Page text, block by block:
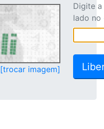
[trocar imagem]
Digite
lado no